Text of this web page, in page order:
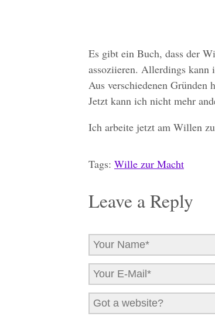
Es gibt ein Buch, dass der
assoziieren. Allerdings kann
Aus verschiedenen Gründen
Jetzt kann ich nicht mehr
Ich arbeite jetzt am Willen
Tags: Wille zur Macht
Leave a Reply